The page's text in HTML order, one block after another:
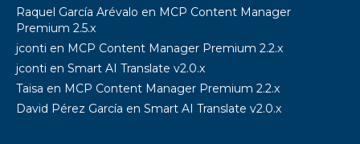
pueden
elegir
la
página
Raquel García Arévalo en MCP Content Manager
Premium 2.5.x
jconti en MCP Content Manager Premium 2.2.x
jconti en Smart AI Translate v2.0.x
Taisa en MCP Content Manager Premium 2.2.x
David Pérez García en Smart AI Translate v2.0.x